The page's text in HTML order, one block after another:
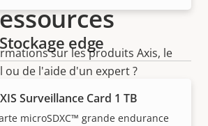
Stockage edge
Surveillance Card 1 TB
microSDXC™ grande endurance
sur les produits Axis, le
ou de l'aide d'un expert ?